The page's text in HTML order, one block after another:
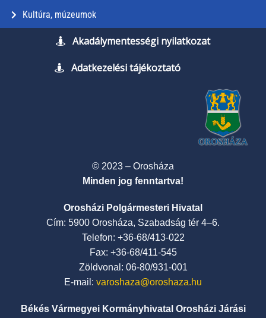
Kultúra, múzeumok
Akadálymentességi nyilatkozat
Adatkezelési tájékoztató
© 2023 – Orosháza
Minden jog fenntartva!
Orosházi Polgármesteri Hivatal
Cím: 5900 Orosháza, Szabadság tér 4–6.
Telefon: +36-68/413-022
Fax: +36-68/411-545
Zöldvonal: 06-80/931-001
E-mail: varoshaza@oroshaza.hu
Békés Vármegyei Kormányhivatal Orosházi Járási